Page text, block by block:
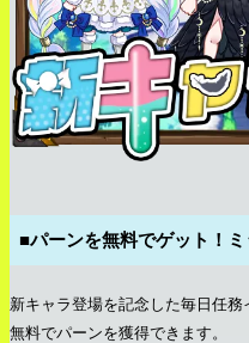
■パーンを無料でゲット！
新キャラ登場を記念した毎日任
無料でパーンを獲得できます。